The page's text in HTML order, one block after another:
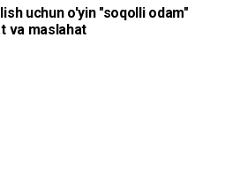
uchun o'yin "soqolli odam"
va maslahat